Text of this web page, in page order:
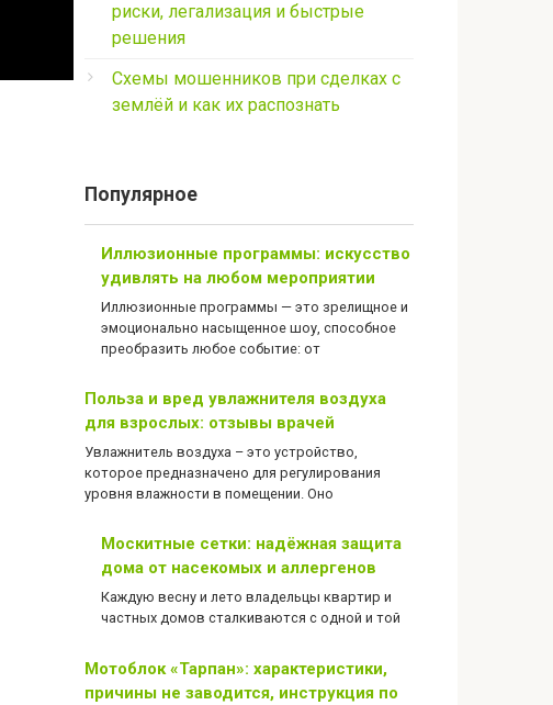
риски, легализация и быстрые
решения
Схемы мошенников при сделках с
землёй и как их распознать
Популярное
Иллюзионные программы: искусство
удивлять на любом мероприятии
Иллюзионные программы — это зрелищное и
эмоционально насыщенное шоу, способное
преобразить любое событие: от
Польза и вред увлажнителя воздуха
для взрослых: отзывы врачей
Увлажнитель воздуха – это устройство,
которое предназначено для регулирования
уровня влажности в помещении. Оно
Москитные сетки: надёжная защита
дома от насекомых и аллергенов
Каждую весну и лето владельцы квартир и
частных домов сталкиваются с одной и той
Мотоблок «Тарпан»: характеристики,
причины не заводится, инструкция по